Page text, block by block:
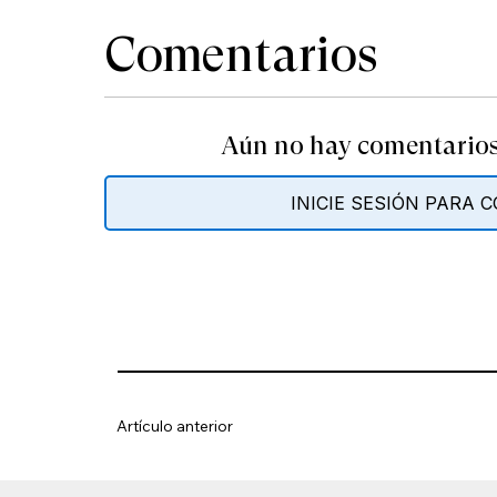
Comentarios
Aún no hay
INICIE SESIÓN PARA
Artículo anterior